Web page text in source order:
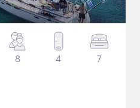
8 4 7